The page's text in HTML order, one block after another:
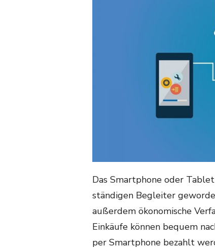
Das Smartphone oder
ständigen Begleiter
außerdem ökonomische
Einkäufe können bequem
per Smartphone bezahlt